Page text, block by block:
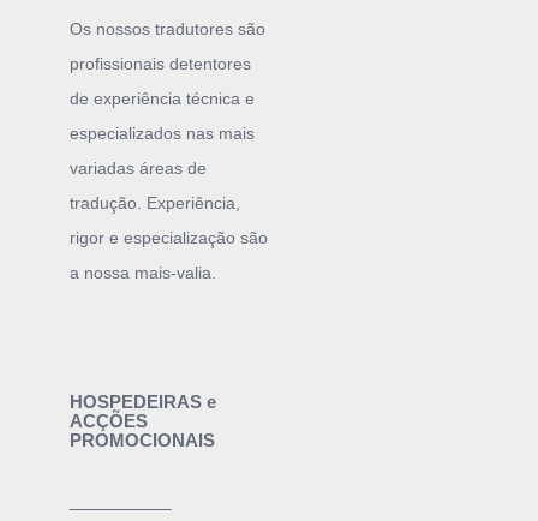
Os nossos tradutores são
profissionais detentores
de experiência técnica e
especializados nas mais
variadas áreas de
tradução. Experiência,
rigor e especialização são
a nossa mais-valia.
HOSPEDEIRAS e
ACÇÕES
PROMOCIONAIS